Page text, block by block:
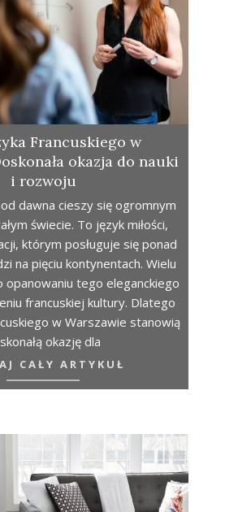
Francuskiego w
okazja do nauki
i rozwoju
od dawna cieszy się ogromnym
świecie. To język miłości,
którym posługuje się ponad
na pięciu kontynentach. Wielu
opanowaniu tego eleganckiego
francuskiej kultury. Dlatego
w Warszawie stanowią
okazję dla
CAŁY ARTYKUŁ